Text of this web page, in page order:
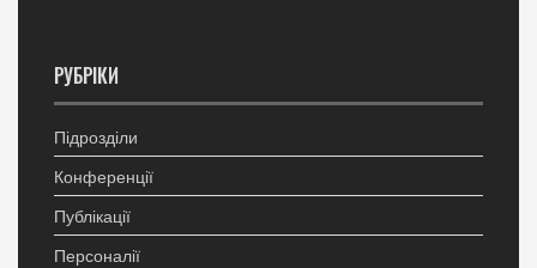
РУБРІКИ
Підрозділи
Конференції
Публікації
Персоналії